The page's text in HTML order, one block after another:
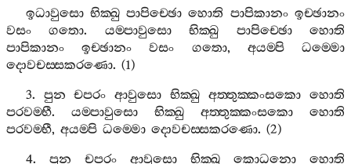
ඉධාවුසො භික‍්ඛු පාපිච‍්ඡො හොති පාපිකානං ඉච‍්ඡානං
වසං
ගතො. යම‍්පාවුසො භික‍්ඛු පාපිච‍්ඡො
හොති
පාපිකානං
ඉච‍්ඡානං වසං ගතො, අයම‍්පි
ධම‍්මො
දොවචස‍්සකරණො. (1)
3. පුන චපරං ආවුසො භික‍්ඛු අත‍්තුක‍්කංසකො හොති
පරවම‍්භී. යම‍්පාවුසො භික‍්ඛු අත‍්තුක‍්කංසකො
හොති
පරවම‍්භී, අයම‍්පි ධම‍්මො දොවචස‍්සකරණො. (2)
4. පුන චපරං ආවුසො භික‍්ඛු කොධනො හොති